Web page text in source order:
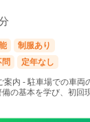
制服あり
問 定年なし
内 - 駐車場での車両
の基本を学び、初回